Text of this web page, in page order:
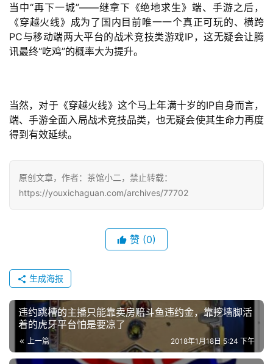
当中“再下一城”——继拿下《绝地求生》端、手游之后，
《穿越火线》成为了国内目前唯一一个真正可玩的、横跨
PC与移动端两大平台的战术竞技类游戏IP，这无疑会让腾
讯最终“吃鸡”的概率大为提升。
当然，对于《穿越火线》这个马上年满十岁的IP自身而言，
端、手游全面入局战术竞技品类，也无疑会使其生命力再度
得到有效延续。
原创文章，作者：茶馆小二，禁止转载：
https://youxichaguan.com/archives/77702
赞 (0)
生成海报
违约跳槽的主播只能靠卖房赔斗鱼违约金，靠挖墙脚活
着的虎牙平台怕是要凉了
上一篇 2018年1月18日 5:24 下午